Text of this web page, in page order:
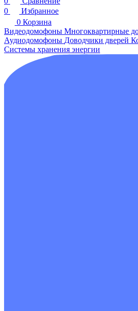
0
Избранное
0 Корзина
Видеодомофоны Многоквартирные
Аудиодомофоны Доводчики дверей
Системы хранения энергии